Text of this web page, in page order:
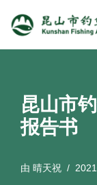
跳
昆山市
报告书
由 晴天祝